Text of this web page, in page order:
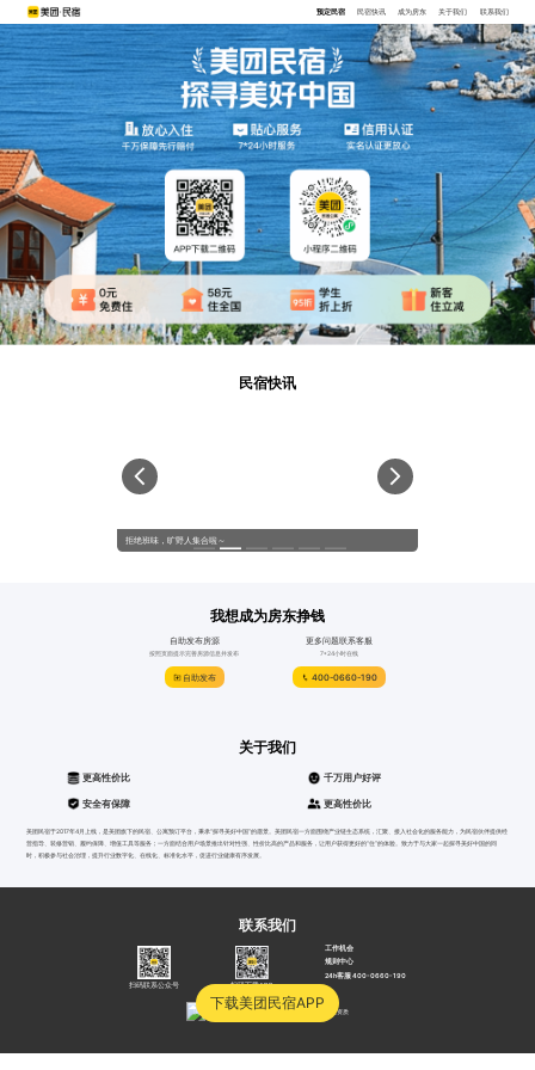
预定民宿 民宿快讯 成为房东 关于我们 联系我们
民宿快讯
拒绝班味，旷野人集合啦～
我想成为房东挣钱
自助发布房源
按照页面提示完善房源信息并发布
自助发布
更多问题联系客服
7*24小时在线
400-0660-190
关于我们
更高性价比 千万用户好评
安全有保障 更高性价比
美团民宿于2017年4月上线，是美团旗下的民宿、公寓预订平台，秉承“探寻美好中国”的愿景。美团民宿一方面围绕产业链生态系统，汇聚、接入社会化的服务能力，为民宿伙伴提供经
营指导、装修营销、履约保障、增值工具等服务；一方面结合用户场景推出针对性强、性价比高的产品和服务，让用户获得更好的“住”的体验。致力于与大家一起探寻美好中国的同
时，积极参与社会治理，提升行业数字化、在线化、标准化水平，促进行业健康有序发展。
联系我们
扫码联系公众号 扫码下载APP
工作机会
规则中心
24h客服 400-0660-190
沪公网安备31010502000052号 沪B2-20040012 营业资质
下载美团民宿APP